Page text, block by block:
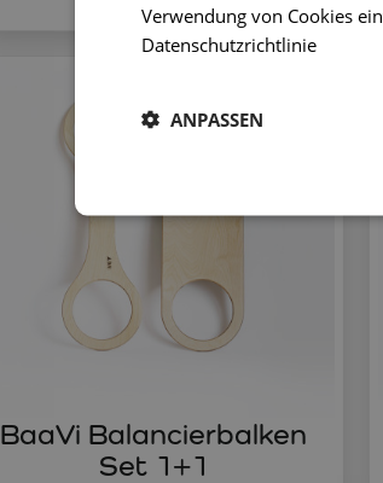
BaaVi Balancierbalken
Set 1+1
Verwendung von Cookies
Datenschutzrichtlinie
ANPASSEN